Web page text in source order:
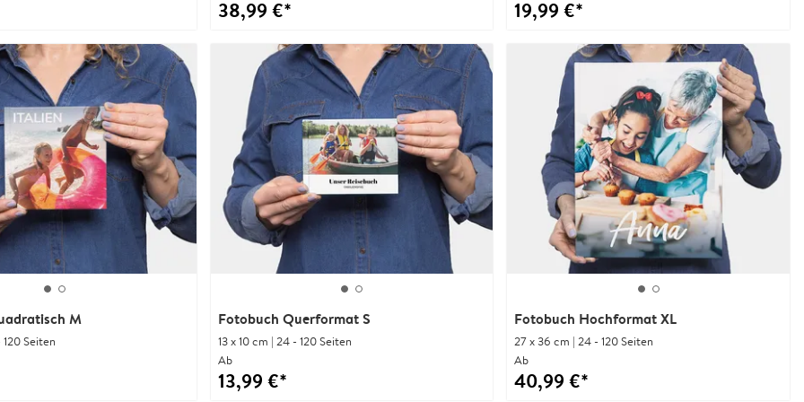
Fotobuch Querformat S
13 x 10 cm | 24 - 120 Seiten
Ab
13,99 €*
19,99 €*
M
Seiten
38,99 €*
Fotobuch Hochformat XL
27 x 36 cm | 24 - 120 Seiten
Ab
40,99 €*